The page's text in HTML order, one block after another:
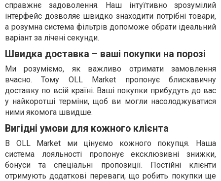
справжнє задоволення. Наш інтуїтивно зрозумілий
інтерфейс дозволяє швидко знаходити потрібні товари,
а розумна система фільтрів допоможе обрати ідеальний
варіант за лічені секунди.
Швидка доставка – ваші покупки на порозі
Ми розуміємо, як важливо отримати замовлення
вчасно. Тому OLL Market пропонує блискавичну
доставку по всій країні. Ваші покупки прибудуть до вас
у найкоротші терміни, щоб ви могли насолоджуватися
ними якомога швидше.
Вигідні умови для кожного клієнта
В OLL Market ми цінуємо кожного покупця. Наша
система лояльності пропонує ексклюзивні знижки,
бонуси та спеціальні пропозиції. Постійні клієнти
отримують додаткові переваги, що робить покупки ще